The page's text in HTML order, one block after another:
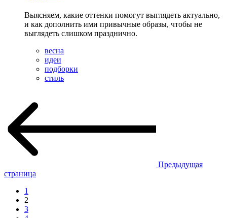
Выясняем, какие оттенки помогут выглядеть актуально,
и как дополнить ими привычные образы, чтобы не
выглядеть слишком празднично.
весна
идеи
подборки
стиль
Предыдущая
страница
1
2
3